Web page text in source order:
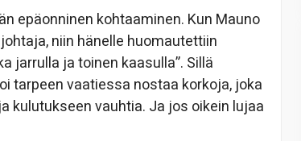
epäonninen kohtaaminen. Kun Mauno
niin hänelle huomautettiin
jarrulla ja toinen kaasulla”. Sillä
tarpeen vaatiessa nostaa korkoja, joka
kulutukseen vauhtia. Ja jos oikein lujaa